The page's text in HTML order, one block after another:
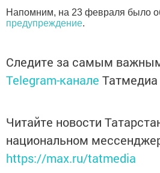
Напомним, на 23 февраля было
предупреждение.
Следите за самым
Telegram-канале Татмедиа
Читайте новости
национальном
https://max.ru/tatmedia